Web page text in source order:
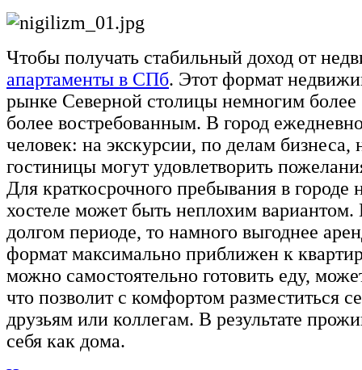
Чтобы получать стабильный доход от
апартаменты в СПб. Этот формат
рынке Северной столицы немногим более
более востребованным. В город
человек: на экскурсии, по делам бизнеса,
гостиницы могут удовлетворить
Для краткосрочного пребывания в городе
хостеле может быть неплохим вариантом.
долгом периоде, то намного выгоднее
формат максимально приближен к
можно самостоятельно готовить еду,
что позволит с комфортом разместиться
друзьям или коллегам. В результате
себя как дома.